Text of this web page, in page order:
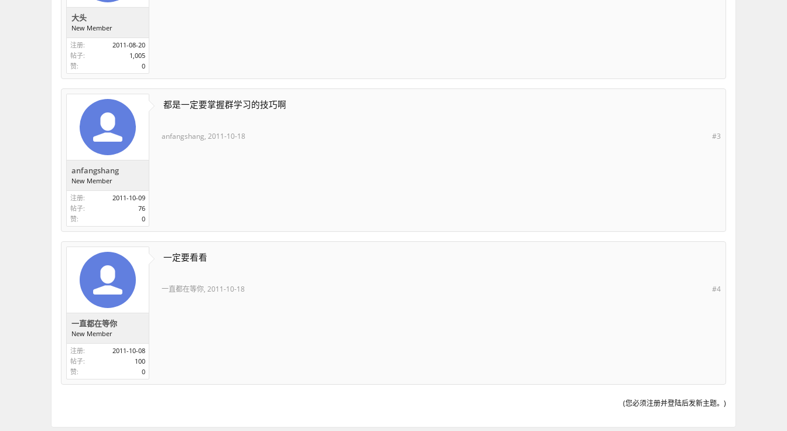
大头
New Member
注册:
2011-08-20
帖子:
1,005
赞:
0
anfangshang
New Member
注册:
2011-10-09
帖子:
76
赞:
0
都是一定要掌握群学习的技巧啊
#3
anfangshang, 2011-10-18
一直都在等你
New Member
注册:
2011-10-08
帖子:
100
赞:
0
一定要看看
#4
一直都在等你, 2011-10-18
(您必须注册并登陆后发新主题。)